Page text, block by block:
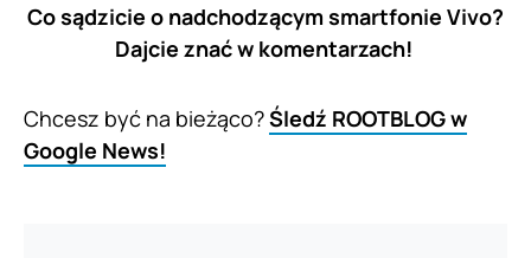
Co sądzicie o nadchodzącym smartfonie Vivo?
Dajcie znać w komentarzach!
Chcesz być na bieżąco?Śledź ROOTBLOG w
Google News!